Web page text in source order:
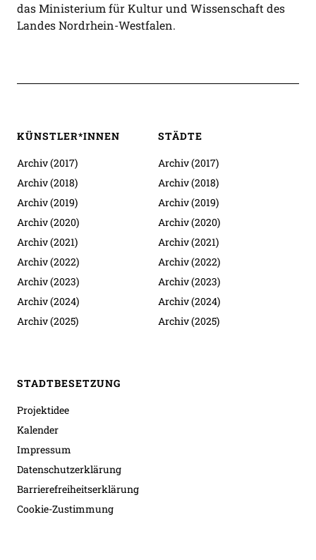
das Ministerium für Kultur und Wissenschaft des
Landes Nordrhein-Westfalen.
KÜNSTLER*INNEN
Archiv (2017)
Archiv (2018)
Archiv (2019)
Archiv (2020)
Archiv (2021)
Archiv (2022)
Archiv (2023)
Archiv (2024)
Archiv (2025)
STÄDTE
Archiv (2017)
Archiv (2018)
Archiv (2019)
Archiv (2020)
Archiv (2021)
Archiv (2022)
Archiv (2023)
Archiv (2024)
Archiv (2025)
STADTBESETZUNG
Projektidee
Kalender
Impressum
Datenschutzerklärung
Barrierefreiheitserklärung
Cookie-Zustimmung